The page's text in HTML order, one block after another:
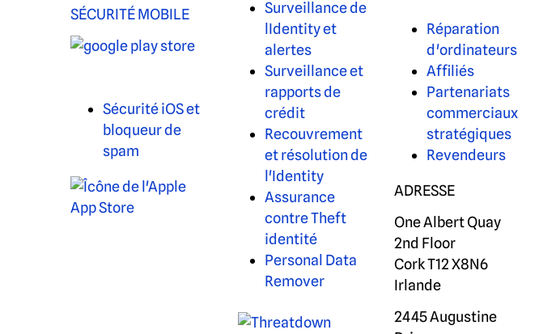
SÉCURITÉ MOBILE
Sécurité iOS et
bloqueur de
spam
Surveillance de
lIdentity et
alertes
Surveillance et
rapports de
crédit
Recouvrement
et résolution de
l'Identity
Assurance
contre Theft
identité
Personal Data
Remover
Réparation
d'ordinateurs
Affiliés
Partenariats
commerciaux
stratégiques
Revendeurs
ADRESSE
One Albert Quay
2nd Floor
Cork T12 X8N6
Irlande
2445 Augustine